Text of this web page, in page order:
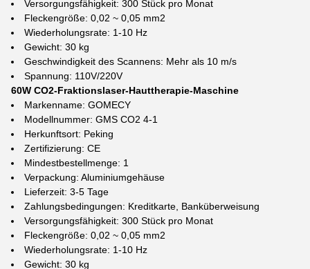
Versorgungsfähigkeit: 300 Stück pro Monat
Fleckengröße: 0,02 ~ 0,05 mm2
Wiederholungsrate: 1-10 Hz
Gewicht: 30 kg
Geschwindigkeit des Scannens: Mehr als 10 m/s
Spannung: 110V/220V
60W CO2-Fraktionslaser-Hauttherapie-Maschine
Markenname: GOMECY
Modellnummer: GMS CO2 4-1
Herkunftsort: Peking
Zertifizierung: CE
Mindestbestellmenge: 1
Verpackung: Aluminiumgehäuse
Lieferzeit: 3-5 Tage
Zahlungsbedingungen: Kreditkarte, Banküberweisung
Versorgungsfähigkeit: 300 Stück pro Monat
Fleckengröße: 0,02 ~ 0,05 mm2
Wiederholungsrate: 1-10 Hz
Gewicht: 30 kg